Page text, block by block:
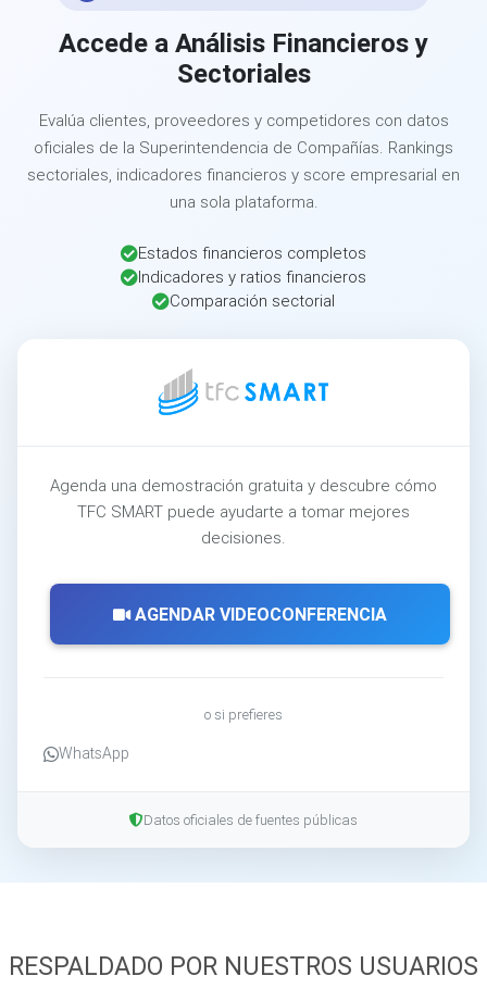
Accede a Análisis Financieros y
Sectoriales
Evalúa clientes, proveedores y competidores con datos
oficiales de la Superintendencia de Compañías. Rankings
sectoriales, indicadores financieros y score empresarial en
una sola plataforma.
Estados financieros completos
Indicadores y ratios financieros
Comparación sectorial
Agenda una demostración gratuita y descubre cómo
TFC SMART puede ayudarte a tomar mejores
decisiones.
AGENDAR VIDEOCONFERENCIA
o si prefieres
WhatsApp
Datos oficiales de fuentes públicas
RESPALDADO POR NUESTROS USUARIOS